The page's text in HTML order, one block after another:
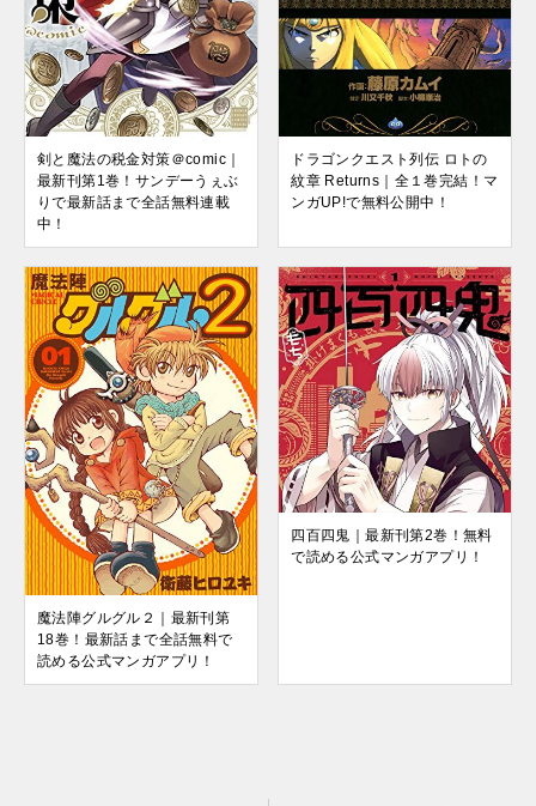
剣と魔法の税金対策＠comic｜
最新刊第1巻！サンデーうぇぶ
りで最新話まで全話無料連載
中！
ドラゴンクエスト列伝 ロトの
紋章 Returns｜全１巻完結！マ
ンガUP!で無料公開中！
魔法陣グルグル２｜最新刊第
18巻！最新話まで全話無料で
読める公式マンガアプリ！
四百四鬼｜最新刊第2巻！無料
で読める公式マンガアプリ！